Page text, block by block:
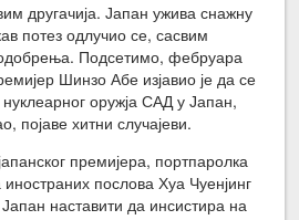
другачија. Јапан ужива снажну
потез одлучио се, сасвим
одобрења. Подсетимо, фебруара
Шинзо Абе изјавио је да се
оружја САД у Јапан,
појаве хитни случајеви.
премијера, портпаролка
послова Хуа Чуенјинг
наставити да инсистира на